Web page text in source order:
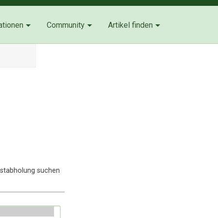
Community Artikel finden
suchen